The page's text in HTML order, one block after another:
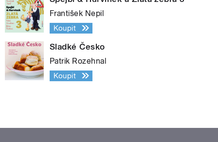
František Nepil
Koupit
Sladké Česko
Patrik Rozehnal
Koupit